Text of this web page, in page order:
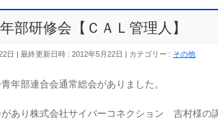
部研修会【ＣＡＬ管理人】
日 最終更新日時 : 2012年5月22日 カテゴリー : その他
年部連合会通常総会がありました。
あり株式会社サイバーコネクション 吉村様の